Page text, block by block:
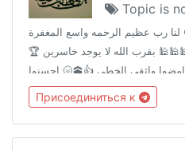
Topic is
رب عظيم الرحمه واسع المغفرة
بقرب الله لا يوجد خاسرين 🏆
واثقي الخطى 👍🕋🌝 احسنوا
وسنة الحبيب محمد عليه الصلاة
والسلام😃✅
Присоединиться к